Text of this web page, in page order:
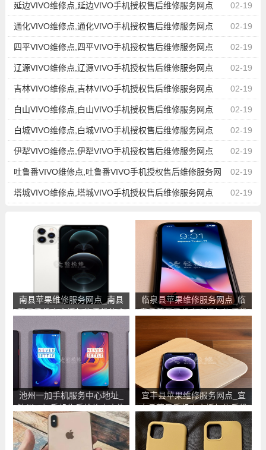
02-19
延边VIVO维修点,延边VIVO手机授权售后维修服务网点
02-19
通化VIVO维修点,通化VIVO手机授权售后维修服务网点
02-19
四平VIVO维修点,四平VIVO手机授权售后维修服务网点
02-19
辽源VIVO维修点,辽源VIVO手机授权售后维修服务网点
02-19
吉林VIVO维修点,吉林VIVO手机授权售后维修服务网点
02-19
白山VIVO维修点,白山VIVO手机授权售后维修服务网点
02-19
白城VIVO维修点,白城VIVO手机授权售后维修服务网点
02-19
伊犁VIVO维修点,伊犁VIVO手机授权售后维修服务网点
02-19
吐鲁番VIVO维修点,吐鲁番VIVO手机授权售后维修服务网
点 02-19
塔城VIVO维修点,塔城VIVO手机授权售后维修服务网点
南县苹果维修服务网点_南县
苹果手机官方授权售后维修中
临泉县苹果维修服务网点_临
泉县苹果手机官方授权售后维
池州一加手机服务中心地址_
池州一加手机售后维修点查询
宜丰县苹果维修服务网点_宜
丰县苹果手机官方授权售后维
修中心地址电话